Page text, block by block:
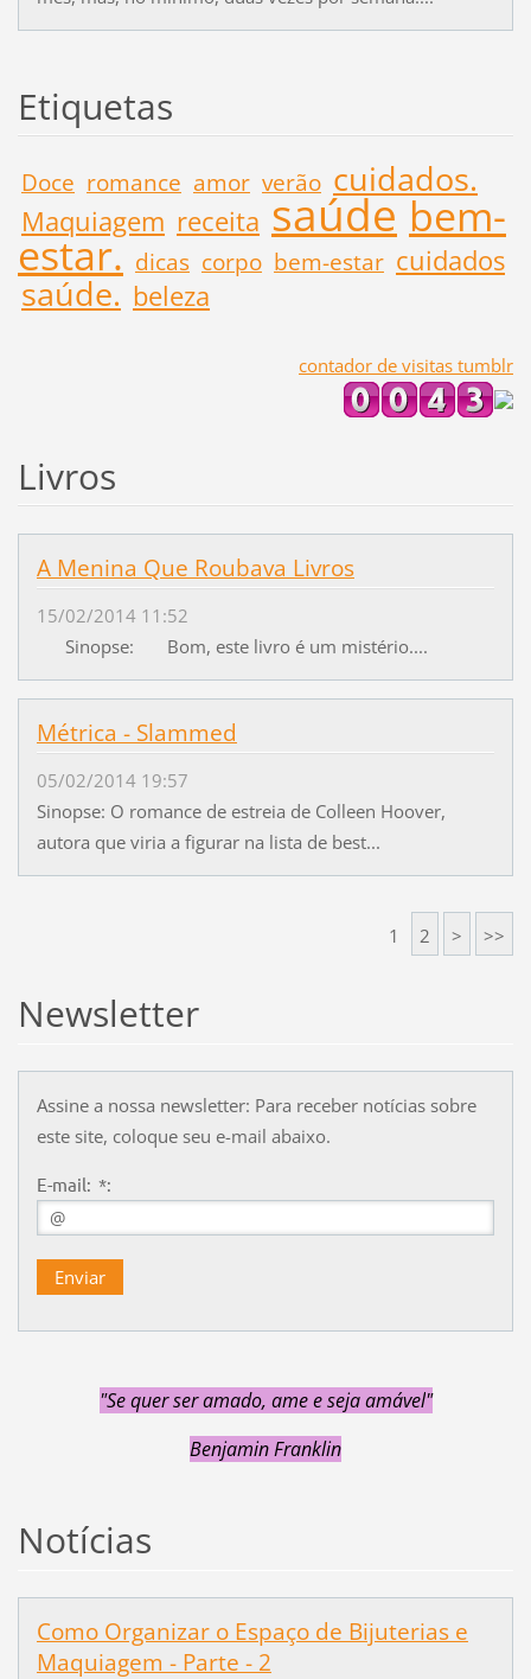
Etiquetas
Doce romance amor verão cuidados.
Maquiagem receita saúde bem-
estar. dicas corpo bem-estar cuidados
saúde. beleza
contador de visitas tumblr
Livros
A Menina Que Roubava Livros
15/02/2014 11:52
Sinopse: Bom, este livro é um mistério....
Métrica - Slammed
05/02/2014 19:57
Sinopse: O romance de estreia de Colleen Hoover,
autora que viria a figurar na lista de best...
1 2 > >>
Newsletter
Assine a nossa newsletter: Para receber notícias sobre
este site, coloque seu e-mail abaixo.
E-mail: *:
"Se quer ser amado, ame e seja amável"
Benjamin Franklin
Notícias
Como Organizar o Espaço de Bijuterias e
Maquiagem - Parte - 2